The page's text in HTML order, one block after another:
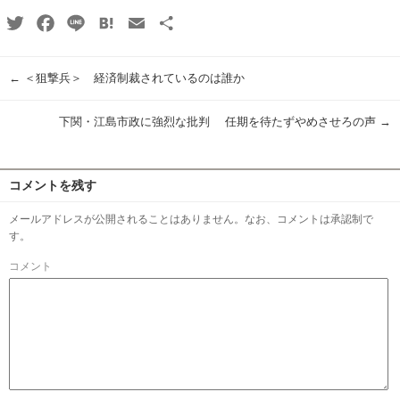
TwitterFacebook
Line HatenaEmail
← ＜狙撃兵＞ 経済制裁されているのは誰か
下関・江島市政に強烈な批判 任期を待たずやめさせろの声 →
コメントを残す
メールアドレスが公開されることはありません。なお、コメントは承認制で
す。
コメント